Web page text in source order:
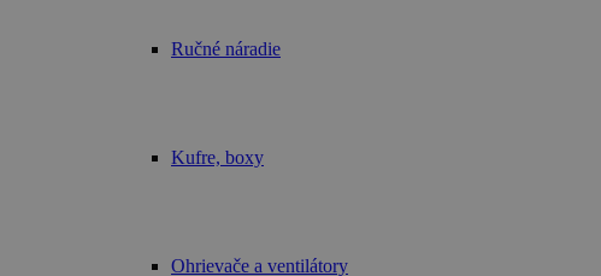
Ručné náradie
Kufre, boxy
Ohrievače a ventilátory